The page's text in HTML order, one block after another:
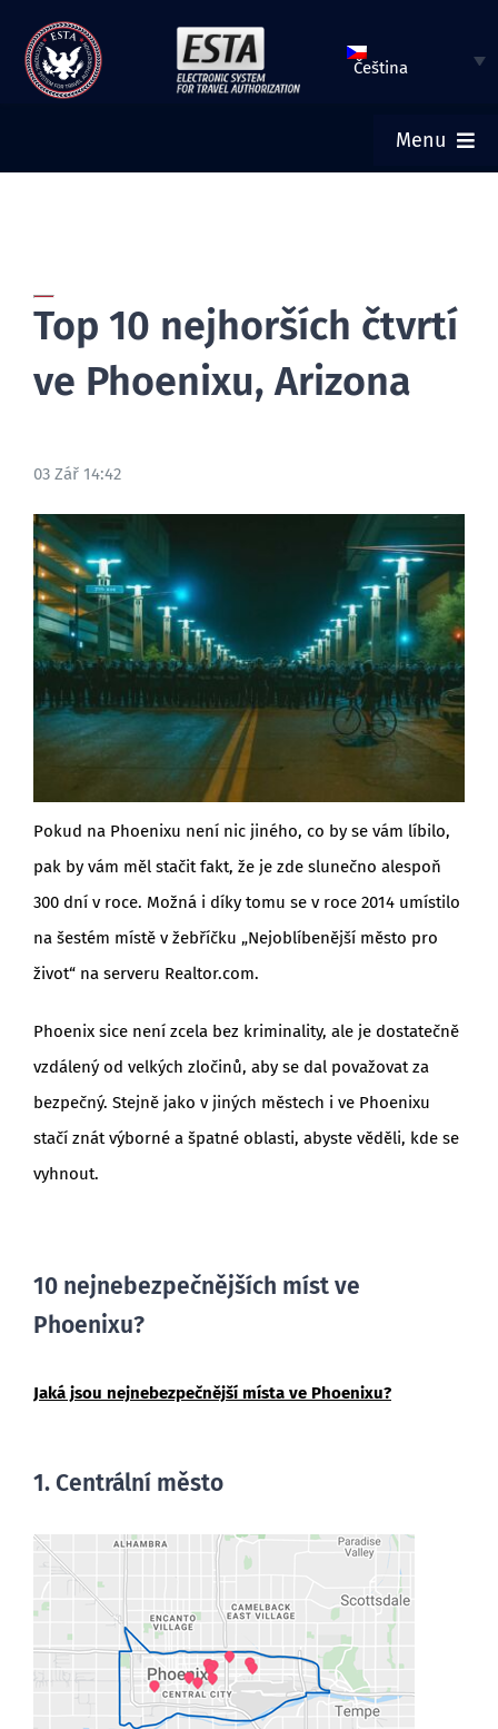
Přeskočit
obsah
Čeština
Menu
ZKONTROLOVAT STAV ZAŘÍZENÍ ESTA
BLOG
Top 10 nejhorších čtvrtí
ve Phoenixu, Arizona
03 Zář 14:42
Pokud na Phoenixu není nic jiného, co by se vám líbilo,
pak by vám měl stačit fakt, že je zde slunečno alespoň
300 dní v roce. Možná i díky tomu se v roce 2014 umístilo
na šestém místě v žebříčku „Nejoblíbenější město pro
život“ na serveru Realtor.com.
Phoenix sice není zcela bez kriminality, ale je dostatečně
vzdálený od velkých zločinů, aby se dal považovat za
bezpečný. Stejně jako v jiných městech i ve Phoenixu
stačí znát výborné a špatné oblasti, abyste věděli, kde se
vyhnout.
10 nejnebezpečnějších míst ve
Phoenixu?
Jaká jsou nejnebezpečnější místa ve Phoenixu?
1. Centrální město